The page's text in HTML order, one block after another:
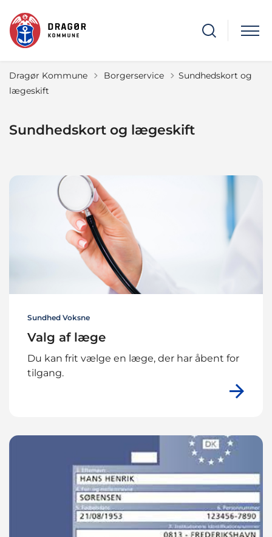
Dragør Kommune Tilbage til
Borgerservice
Sundhedskort og
lægeskift
Sundhedskort og lægeskift
Sundhed Voksne
Valg af læge
Du kan frit vælge en læge, der har åbent for
tilgang.